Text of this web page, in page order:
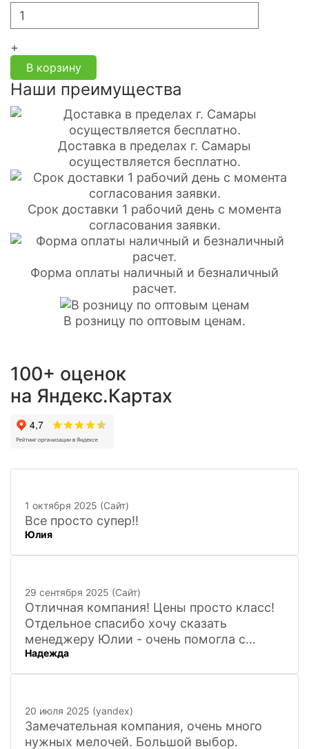
+
В корзину
Наши преимущества
Доставка в пределах г. Самары
осуществляется бесплатно.
Срок доставки 1 рабочий день с момента
согласования заявки.
Форма оплаты наличный и безналичный
расчет.
В розницу по оптовым ценам.
100+ оценок
на Яндекс.Картах
1 октября 2025 (Сайт)
Все просто супер!!
Юлия
29 сентября 2025 (Сайт)
Отличная компания! Цены просто класс!
Отдельное спасибо хочу сказать
менеджеру Юлии - очень помогла с
покупкой и доставкой сувенирных
фигурок! Буду ждать новинок и покупать
Надежда
20 июля 2025 (yandex)
Замечательная компания, очень много
нужных мелочей. Большой выбор.